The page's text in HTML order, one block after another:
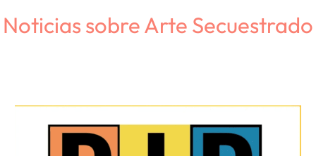
Noticias sobre Arte Secuestrado